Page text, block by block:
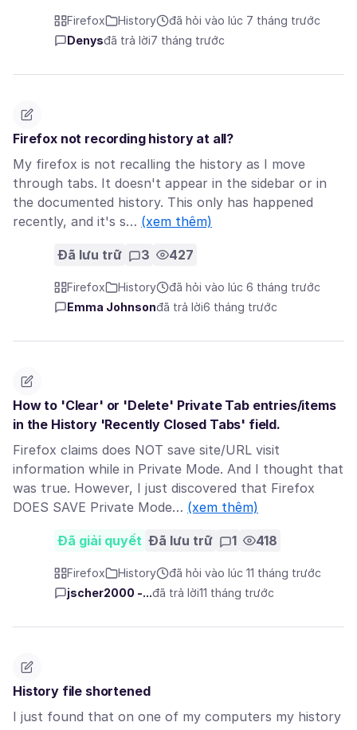
Firefox History
đã hỏi vào lúc 7 tháng trước
Denysđã trả lời7 tháng trước
Firefox not recording history at all?
My firefox is not recalling the history as I move
through tabs. It doesn't appear in the sidebar or in
the documented history. This only has happened
recently, and it's s… (xem thêm)
Đã lưu trữ 3 427
Firefox History
đã hỏi vào lúc 6 tháng trước
Emma Johnsonđã trả lời6 tháng trước
How to 'Clear' or 'Delete' Private Tab entries/items
in the History 'Recently Closed Tabs' field.
Firefox claims does NOT save site/URL visit
information while in Private Mode. And I thought that
was true. However, I just discovered that Firefox
DOES SAVE Private Mode… (xem thêm)
Đã giải quyết Đã lưu trữ 1 418
Firefox History
đã hỏi vào lúc 11 tháng trước
jscher2000 -...đã trả lời11 tháng trước
History file shortened
I just found that on one of my computers my history